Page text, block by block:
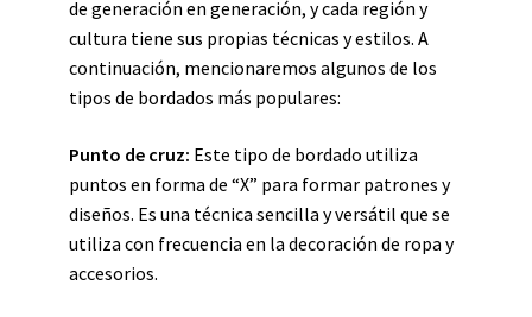
de generación en generación, y cada región y
cultura tiene sus propias técnicas y estilos. A
continuación, mencionaremos algunos de los
tipos de bordados más populares:
Punto de cruz: Este tipo de bordado utiliza
puntos en forma de “X” para formar patrones y
diseños. Es una técnica sencilla y versátil que se
utiliza con frecuencia en la decoración de ropa y
accesorios.